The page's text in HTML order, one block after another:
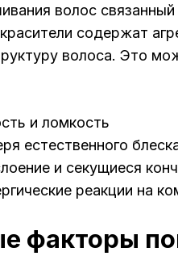
волос
содержат
волоса. Это
и ломкость
естественного
и секущиеся
реакции на
факторы